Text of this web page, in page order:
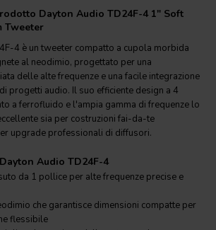
Dayton Audio TD24F-4 1" Soft
Tweeter
4 è un tweeter compatto a cupola morbida
al neodimio, progettato per una
delle alte frequenze e una facile integrazione
progetti audio. Il suo efficiente design a 4
a ferrofluido e l'ampia gamma di frequenze lo
sia per costruzioni fai-da-te
upgrade professionali di diffusori.
Audio TD24F-4
da 1 pollice per alte frequenze precise e
che garantisce dimensioni compatte per
flessibile